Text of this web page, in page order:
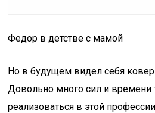
Федор в детстве с мамой
Но в будущем видел себя
Довольно много сил и времени
реализоваться в этой